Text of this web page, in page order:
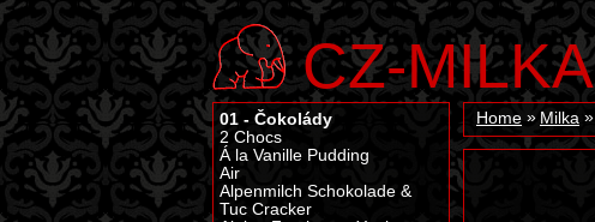
CZ-MILKA
Home Milka
01 - Čokolády
2 Chocs
Á la Vanille Pudding
Air
Alpenmilch Schokolade &
Tuc Cracker